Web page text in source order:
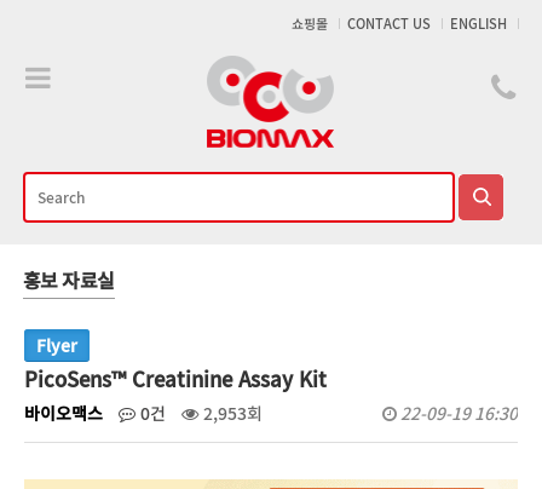
쇼핑몰 CONTACT US ENGLISH
홍보 자료실
Flyer
PicoSens™ Creatinine Assay Kit
바이오맥스 0건 2,953회 22-09-19 16:30